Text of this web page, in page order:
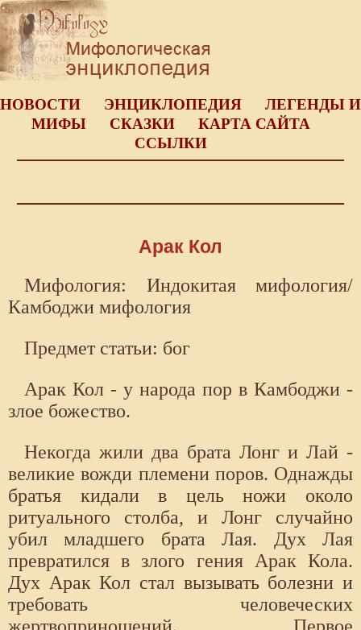
НОВОСТИ ЭНЦИКЛОПЕДИЯ
ЛЕГЕНДЫ И
МИФЫ
СКАЗКИ
КАРТА САЙТА
ССЫЛКИ
Арак Кол
Мифология: Индокитая мифология/
Камбоджи мифология
Предмет статьи: бог
Арак Кол - у народа пор в Камбоджи -
злое божество.
Некогда жили два брата Лонг и Лай -
великие вожди племени поров. Однажды
братья кидали в цель ножи около
ритуального столба, и Лонг случайно
убил младшего брата Лая. Дух Лая
превратился в злого гения Арак Кола.
Дух Арак Кол стал вызывать болезни и
требовать человеческих